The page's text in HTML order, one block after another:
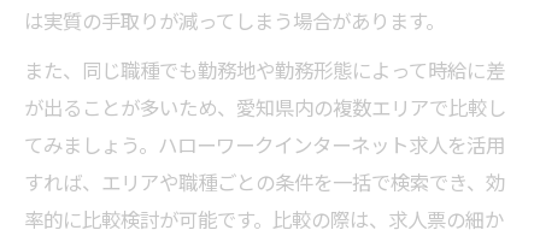
は実質の手取りが減ってしまう場合があります。
また、同じ職種でも勤務地や勤務形態によって時給に差
が出ることが多いため、愛知県内の複数エリアで比較し
てみましょう。ハローワークインターネット求人を活用
すれば、エリアや職種ごとの条件を一括で検索でき、効
率的に比較検討が可能です。比較の際は、求人票の細か